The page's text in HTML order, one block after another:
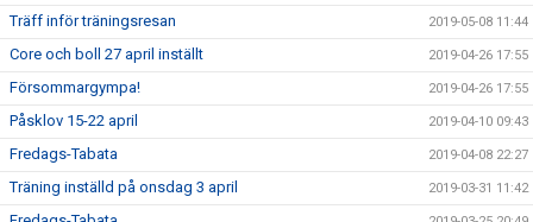
Träff inför träningsresan 2019-05-08 11:44
Core och boll 27 april inställt 2019-04-26 17:55
Försommargympa! 2019-04-26 17:55
Påsklov 15-22 april 2019-04-10 09:43
Fredags-Tabata 2019-04-08 22:27
Träning inställd på onsdag 3 april 2019-03-31 11:42